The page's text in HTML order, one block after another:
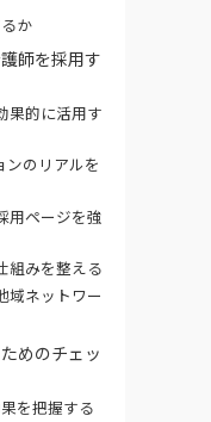
か
師を採用す
果的に活用す
ンのリアルを
用ページを強
組みを整える
域ネットワー
めのチェッ
を把握する